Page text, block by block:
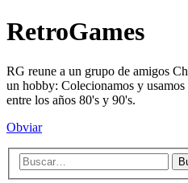
RetroGames
RG reune a un grupo de amigos
un hobby: Colecionamos y
entre los años 80's y 90's.
Obviar